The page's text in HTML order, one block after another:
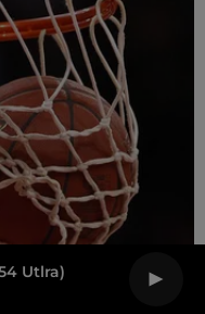
Utlra)